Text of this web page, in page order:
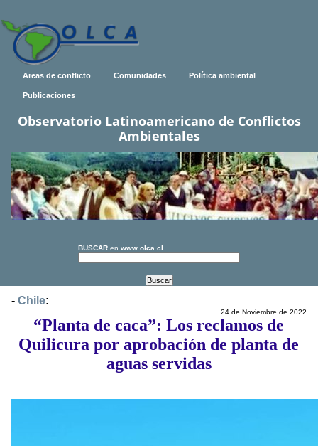
Areas de conflicto Comunidades Política ambiental
Publicaciones
Observatorio Latinoamericano de Conflictos
Ambientales
BUSCAR en www.olca.cl
- Chile:
24 de Noviembre de 2022
“Planta de caca”: Los reclamos de
Quilicura por aprobación de planta de
aguas servidas